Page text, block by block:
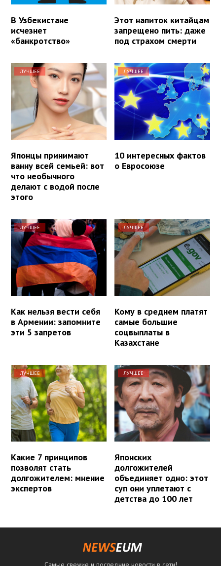
В Узбекистане
исчезнет
«банкротство»
Этот напиток китайцам
запрещено пить: даже
под страхом смерти
ЛУЧШЕЕ
Японцы принимают
ванну всей семьей: вот
что необычного
делают с водой после
этого
ЛУЧШЕЕ
10 интересных фактов
о Евросоюзе
ЛУЧШЕЕ
Как нельзя вести себя
в Армении: запомните
эти 5 запретов
ЛУЧШЕЕ
Кому в среднем платят
самые большие
соцвыплаты в
Казахстане
ЛУЧШЕЕ
Какие 7 принципов
позволят стать
долгожителем: мнение
экспертов
ЛУЧШЕЕ
Японских
долгожителей
объединяет одно: этот
суп они уплетают с
детства до 100 лет